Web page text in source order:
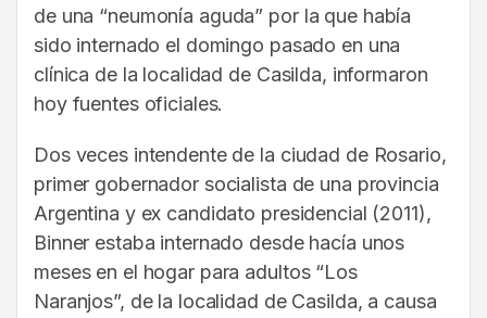
de una “neumonía aguda” por la que había
sido internado el domingo pasado en una
clínica de la localidad de Casilda, informaron
hoy fuentes oficiales.
Dos veces intendente de la ciudad de Rosario,
primer gobernador socialista de una provincia
Argentina y ex candidato presidencial (2011),
Binner estaba internado desde hacía unos
meses en el hogar para adultos “Los
Naranjos”, de la localidad de Casilda, a causa